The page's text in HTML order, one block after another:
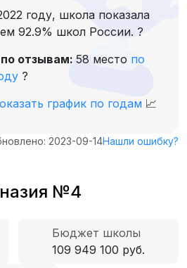
году, школа показала
92.9% школ России. ?
отзывам: 58 место по
?
график по годам 📈
2023-09-14Нашли ошибку?
№4
Бюджет школы
109 949 100 руб.